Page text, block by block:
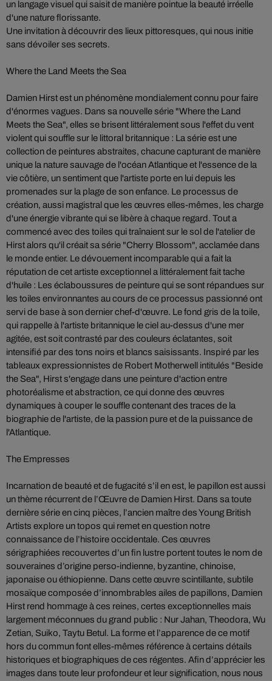
un langage visuel qui saisit de manière pointue la beauté irréelle
d'une nature florissante.
Une invitation à découvrir des lieux pittoresques, qui nous initie
sans dévoiler ses secrets.
Where the Land Meets the Sea
Damien Hirst est un phénomène mondialement connu pour faire
d'énormes vagues. Dans sa nouvelle série "Where the Land
Meets the Sea", elles se brisent littéralement sous l'effet du vent
violent qui souffle sur le littoral britannique : La série est une
collection de peintures abstraites, chacune capturant de manière
unique la nature sauvage de l'océan Atlantique et l'essence de la
vie côtière, un sentiment que l'artiste porte en lui depuis les
promenades sur la plage de son enfance. Le processus de
création, aussi magistral que les œuvres elles-mêmes, les charge
d'une énergie vibrante qui se libère à chaque regard. Tout a
commencé avec des toiles qui traînaient sur le sol de l'atelier de
Hirst alors qu'il créait sa série "Cherry Blossom", acclamée dans
le monde entier. Le dévouement incomparable qui a fait la
réputation de cet artiste exceptionnel a littéralement fait tache
d'huile : Les éclaboussures de peinture qui se sont répandues sur
les toiles environnantes au cours de ce processus passionné ont
servi de base à son dernier chef-d'œuvre. Le fond gris de la toile,
qui rappelle à l'artiste britannique le ciel au-dessus d'une mer
agitée, est soit contrasté par des couleurs éclatantes, soit
intensifié par des tons noirs et blancs saisissants. Inspiré par les
tableaux expressionnistes de Robert Motherwell intitulés "Beside
the Sea", Hirst s'engage dans une peinture d'action entre
photoréalisme et abstraction, ce qui donne des œuvres
dynamiques à couper le souffle contenant des traces de la
biographie de l'artiste, de la passion pure et de la puissance de
l'Atlantique.
The Empresses
Incarnation de beauté et de fugacité s’il en est, le papillon est aussi
un thème récurrent de l’Œuvre de Damien Hirst. Dans sa toute
dernière série en cinq pièces, l’ancien maître des Young British
Artists explore un topos qui remet en question notre
connaissance de l’histoire occidentale. Ces œuvres
sérigraphiées recouvertes d’un fin lustre portent toutes le nom de
souveraines d’origine perso-indienne, byzantine, chinoise,
japonaise ou éthiopienne. Dans cette œuvre scintillante, subtile
mosaïque composée d’innombrables ailes de papillons, Damien
Hirst rend hommage à ces reines, certes exceptionnelles mais
largement méconnues du grand public : Nur Jahan, Theodora, Wu
Zetian, Suiko, Taytu Betul. La forme et l’apparence de ce motif
hors du commun font elles-mêmes référence à certains détails
historiques et biographiques de ces régentes. Afin d’apprécier les
images dans toute leur profondeur et leur signification, nous nous